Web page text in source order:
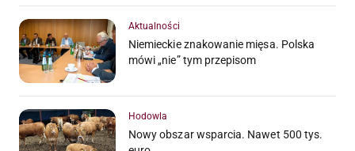
Aktualności
Niemieckie znakowanie mięsa. Polska
mówi „nie” tym przepisom
Hodowla
Nowy obszar wsparcia. Nawet 500 tys.